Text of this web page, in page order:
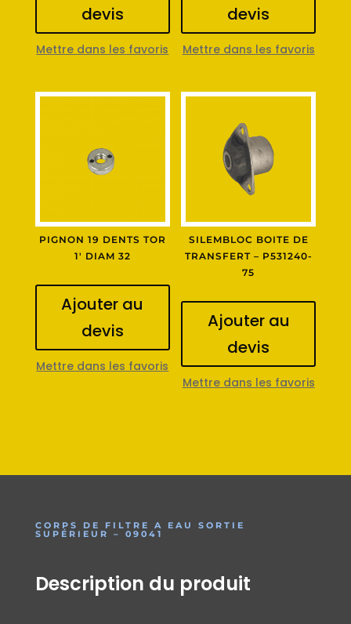
devis
Mettre dans les favoris
devis
Mettre dans les favoris
PIGNON 19 DENTS TOR
1′ DIAM 32
Ajouter au
devis
Mettre dans les favoris
SILEMBLOC BOITE DE
TRANSFERT – P531240-
75
Ajouter au
devis
Mettre dans les favoris
CORPS DE FILTRE A EAU SORTIE
SUPÉRIEUR – 09041
Description du produit